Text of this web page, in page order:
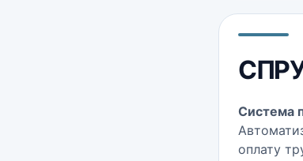
Система
оплату